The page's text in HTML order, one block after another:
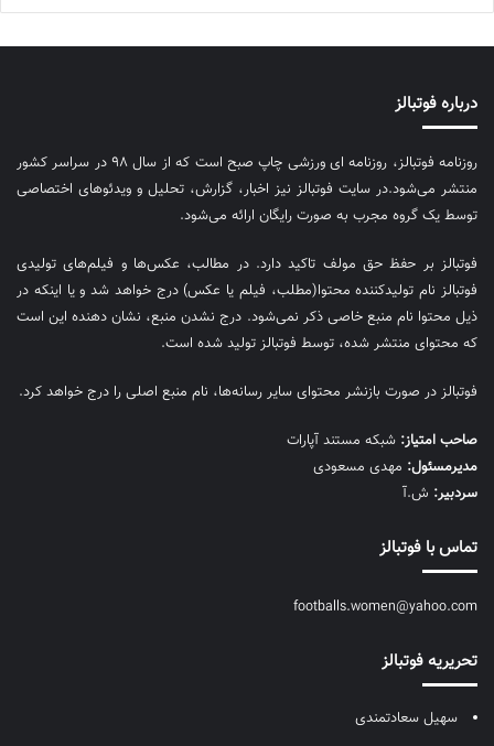
درباره فوتبالز
روزنامه فوتبالز، روزنامه ای ورزشی چاپ صبح است که از سال ۹۸ در سراسر کشور
منتشر می‌شود.در سایت فوتبالز نیز اخبار، گزارش، تحلیل و ویدئوهای اختصاصی
توسط یک گروه مجرب به صورت رایگان ارائه می‌شود.
فوتبالز بر حفظ حق مولف تاکید دارد. در مطالب، عکس‌ها و فیلم‌های تولیدی
فوتبالز نام تولیدکننده محتوا(مطلب، فیلم یا عکس) درج خواهد شد و یا اینکه در
ذیل محتوا نام منبع خاصی ذکر نمی‌‎شود. درج نشدن منبع، نشان دهنده این است
که محتوای منتشر شده، توسط فوتبالز تولید شده است.
فوتبالز در صورت بازنشر محتوای سایر رسانه‌ها، نام منبع اصلی را درج خواهد کرد.
صاحب امتیاز: شبکه مستند آپارات
مديرمسئول: مهدی مسعودی
سردبیر: ش.آ
تماس با فوتبالز
footballs.women@yahoo.com
تحریریه فوتبالز
سهیل سعادتمندی